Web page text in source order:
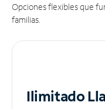
Opciones flexibles que
familias.
Ilimitado